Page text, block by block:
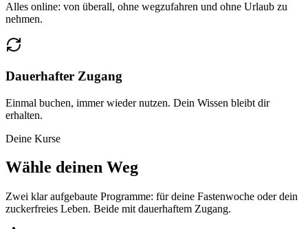
Alles online: von überall, ohne wegzufahren und ohne Urlaub zu
nehmen.
Dauerhafter Zugang
Einmal buchen, immer wieder nutzen. Dein Wissen bleibt dir
erhalten.
Deine Kurse
Wähle deinen Weg
Zwei klar aufgebaute Programme: für deine Fastenwoche oder dein
zuckerfreies Leben. Beide mit dauerhaftem Zugang.